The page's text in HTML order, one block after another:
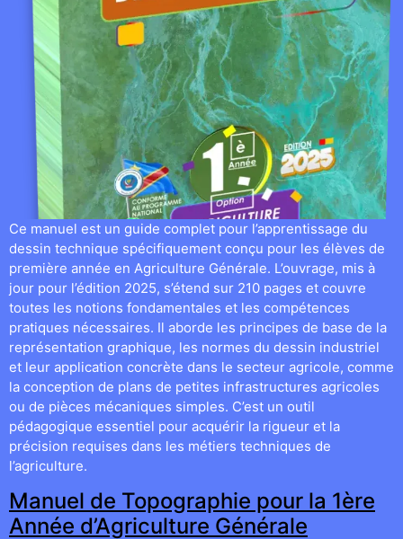
Ce manuel est un guide complet pour l’apprentissage du
dessin technique spécifiquement conçu pour les élèves de
première année en Agriculture Générale. L’ouvrage, mis à
jour pour l’édition 2025, s’étend sur 210 pages et couvre
toutes les notions fondamentales et les compétences
pratiques nécessaires. Il aborde les principes de base de la
représentation graphique, les normes du dessin industriel
et leur application concrète dans le secteur agricole, comme
la conception de plans de petites infrastructures agricoles
ou de pièces mécaniques simples. C’est un outil
pédagogique essentiel pour acquérir la rigueur et la
précision requises dans les métiers techniques de
l’agriculture.
Manuel de Topographie pour la 1ère
Année d’Agriculture Générale